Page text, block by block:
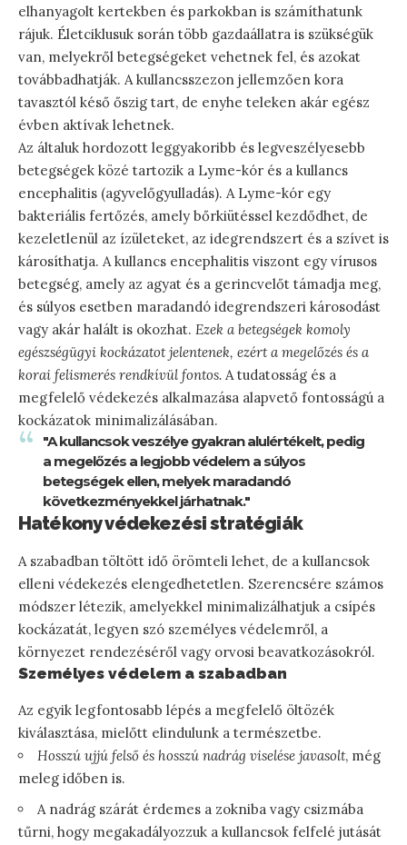
elhanyagolt kertekben és parkokban is számíthatunk
rájuk. Életciklusuk során több gazdaállatra is szükségük
van, melyekről betegségeket vehetnek fel, és azokat
továbbadhatják. A kullancsszezon jellemzően kora
tavasztól késő őszig tart, de enyhe teleken akár egész
évben aktívak lehetnek.
Az általuk hordozott leggyakoribb és legveszélyesebb
betegségek közé tartozik a Lyme-kór és a kullancs
encephalitis (agyvelőgyulladás). A Lyme-kór egy
bakteriális fertőzés, amely bőrkiütéssel kezdődhet, de
kezeletlenül az ízületeket, az idegrendszert és a szívet is
károsíthatja. A kullancs encephalitis viszont egy vírusos
betegség, amely az agyat és a gerincvelőt támadja meg,
és súlyos esetben maradandó idegrendszeri károsodást
vagy akár halált is okozhat. Ezek a betegségek komoly
egészségügyi kockázatot jelentenek, ezért a megelőzés és a
korai felismerés rendkívül fontos. A tudatosság és a
megfelelő védekezés alkalmazása alapvető fontosságú a
kockázatok minimalizálásában.
"A kullancsok veszélye gyakran alulértékelt, pedig
a megelőzés a legjobb védelem a súlyos
betegségek ellen, melyek maradandó
következményekkel járhatnak."
Hatékony védekezési stratégiák
A szabadban töltött idő örömteli lehet, de a kullancsok
elleni védekezés elengedhetetlen. Szerencsére számos
módszer létezik, amelyekkel minimalizálhatjuk a csípés
kockázatát, legyen szó személyes védelemről, a
környezet rendezéséről vagy orvosi beavatkozásokról.
Személyes védelem a szabadban
Az egyik legfontosabb lépés a megfelelő öltözék
kiválasztása, mielőtt elindulunk a természetbe.
Hosszú ujjú felső és hosszú nadrág viselése javasolt, még
meleg időben is.
A nadrág szárát érdemes a zokniba vagy csizmába
tűrni, hogy megakadályozzuk a kullancsok felfelé jutását